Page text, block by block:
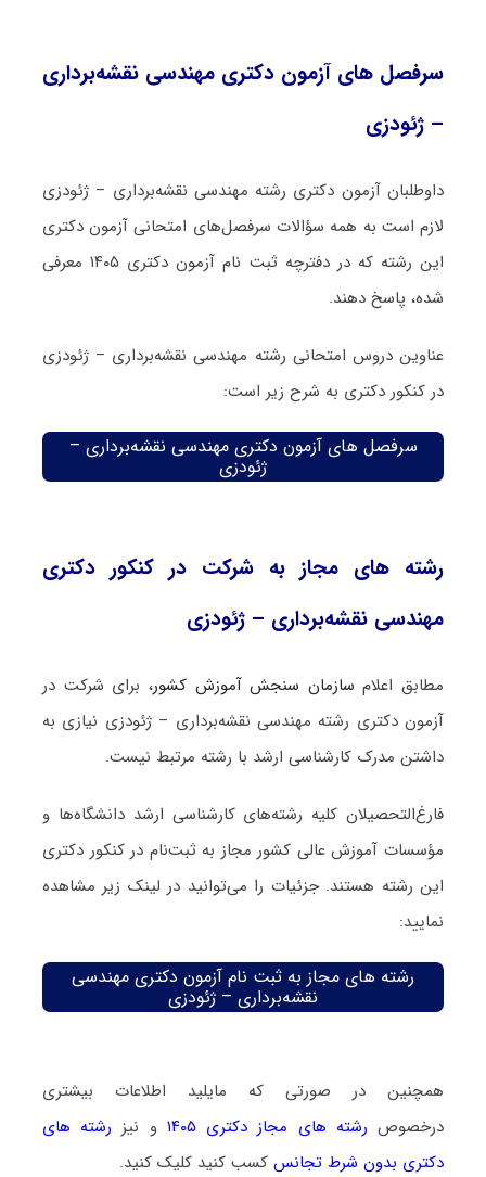
سرفصل های آزمون دکتری مهندسی نقشه‌برداری
– ژئودزی
داوطلبان آزمون دکتری رشته مهندسی نقشه‌برداری – ژئودزی
لازم است به همه سؤالات سرفصل‌های امتحانی آزمون دکتری
این رشته که در دفترچه‌ ثبت نام آزمون دکتری ۱۴۰۵ معرفی
شده، پاسخ دهند.
عناوین دروس امتحانی رشته مهندسی نقشه‌برداری – ژئودزی
در کنکور دکتری به شرح زیر است:
سرفصل های آزمون دکتری مهندسی نقشه‌برداری –
ژئودزی
رشته های مجاز به شرکت در کنکور دکتری
مهندسی نقشه‌برداری – ژئودزی
مطابق اعلام سازمان سنجش آموزش کشور، برای شرکت در
آزمون دکتری رشته مهندسی نقشه‌برداری – ژئودزی نیازی به
داشتن مدرک کارشناسی ارشد با رشته مرتبط نیست.
فارغ‌‌التحصیلان کلیه رشته‌های کارشناسی ارشد دانشگاه‌ها و
مؤسسات آموزش عالی کشور مجاز به ثبت‌نام در کنکور دکتری
این رشته هستند. جزئیات را می‌توانید در لینک زیر مشاهده
نمایید:
رشته های مجاز به ثبت نام آزمون دکتری مهندسی
نقشه‌برداری – ژئودزی
همچنین در صورتی که مایلید اطلاعات بیشتری
درخصوص رشته های مجاز دکتری ۱۴۰۵ و نیز رشته های
دکتری بدون شرط تجانسکسب کنید کلیک کنید.